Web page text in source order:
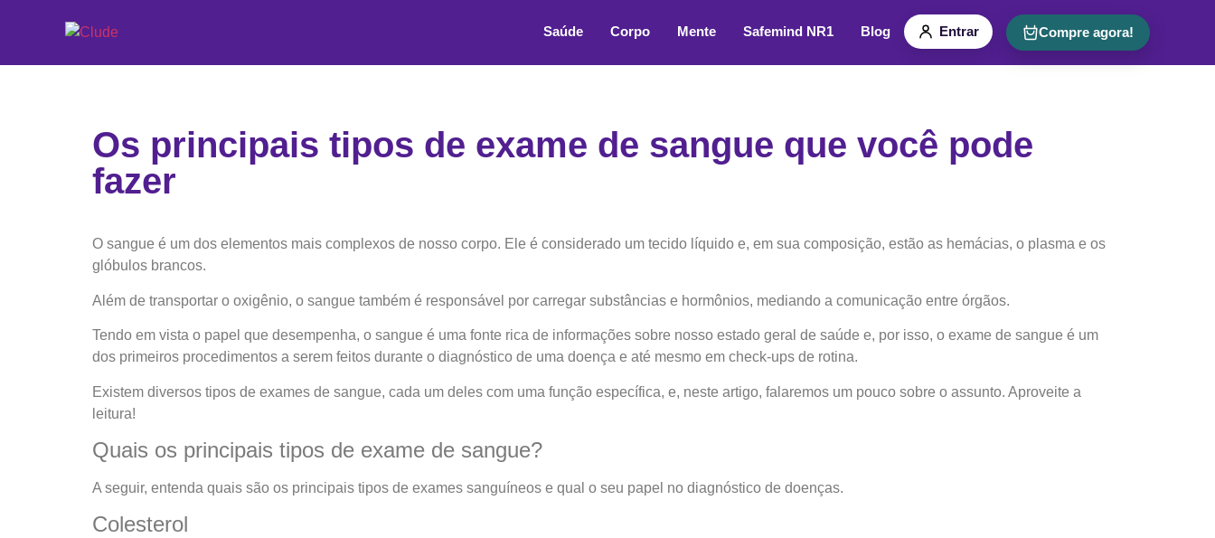
Saúde Corpo Mente Safemind NR1 Blog Entrar Compre agora!
Os principais tipos de exame de sangue que você pode
fazer
O sangue é um dos elementos mais complexos de nosso corpo. Ele é considerado um tecido líquido e, em sua composição, estão as hemácias, o plasma e os
glóbulos brancos.
Além de transportar o oxigênio, o sangue também é responsável por carregar substâncias e hormônios, mediando a comunicação entre órgãos.
Tendo em vista o papel que desempenha, o sangue é uma fonte rica de informações sobre nosso estado geral de saúde e, por isso, o exame de sangue é um
dos primeiros procedimentos a serem feitos durante o diagnóstico de uma doença e até mesmo em check-ups de rotina.
Existem diversos tipos de exames de sangue, cada um deles com uma função específica, e, neste artigo, falaremos um pouco sobre o assunto. Aproveite a
leitura!
Quais os principais tipos de exame de sangue?
A seguir, entenda quais são os principais tipos de exames sanguíneos e qual o seu papel no diagnóstico de doenças.
Colesterol